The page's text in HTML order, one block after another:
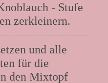
- Stufe
zerkleinern.
und alle
für die
den Mixtopf